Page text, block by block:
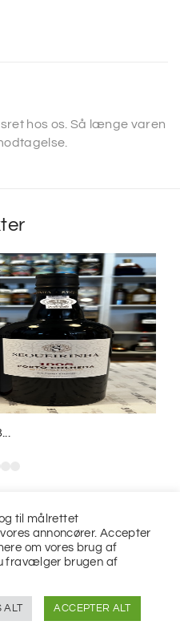
hos os. Så længe varen
til målrettet
annoncører. Accepter
om vores brug af
fravælger brugen af
ALT ACCEPTER ALT